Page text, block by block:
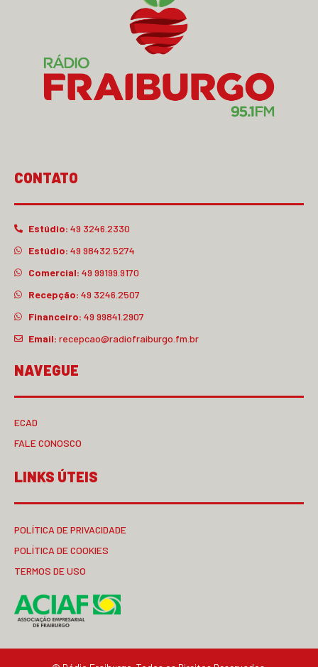
CONTATO
Estúdio: 49 3246.2330
Estúdio: 49 98432.5274
Comercial: 49 99199.9170
Recepção: 49 3246.2507
Financeiro: 49 99841.2907
Email: recepcao@radiofraiburgo.fm.br
NAVEGUE
ECAD
FALE CONOSCO
LINKS ÚTEIS
POLÍTICA DE PRIVACIDADE
POLÍTICA DE COOKIES
TERMOS DE USO